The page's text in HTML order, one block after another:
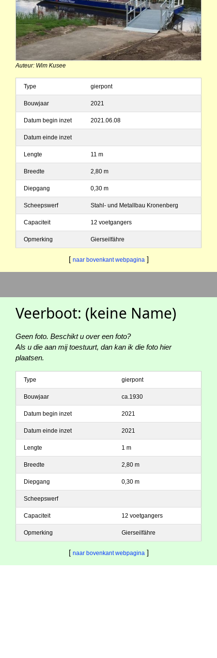
Auteur: Wim Kusee
Type gierpont
Bouwjaar 2021
Datum begin inzet 2021.06.08
Datum einde inzet
Lengte 11 m
Breedte 2,80 m
Diepgang 0,30 m
Scheepswerf Stahl- und Metallbau Kronenberg
Capaciteit 12 voetgangers
Opmerking Gierseilfähre
[ naar bovenkant webpagina ]
Veerboot: (keine Name)
Geen foto. Beschikt u over een foto?
Als u die aan mij toestuurt, dan kan ik die foto hier
plaatsen.
Type gierpont
Bouwjaar ca.1930
Datum begin inzet 2021
Datum einde inzet 2021
Lengte 1 m
Breedte 2,80 m
Diepgang 0,30 m
Scheepswerf
Capaciteit 12 voetgangers
Opmerking Gierseilfähre
[ naar bovenkant webpagina ]